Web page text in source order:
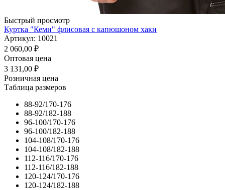
Быстрый просмотр
Куртка "Кеми" флисовая с капюшоном хаки
Артикул: 10021
2 060,00 ₽
Оптовая цена
3 131,00 ₽
Розничная цена
Таблица размеров
88-92/170-176
88-92/182-188
96-100/170-176
96-100/182-188
104-108/170-176
104-108/182-188
112-116/170-176
112-116/182-188
120-124/170-176
120-124/182-188